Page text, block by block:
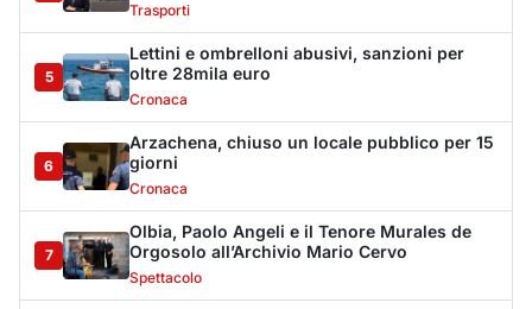
Trasporti
5
Lettini e ombrelloni abusivi, sanzioni per
oltre 28mila euro
Cronaca
6
Arzachena, chiuso un locale pubblico per 15
giorni
Cronaca
7
Olbia, Paolo Angeli e il Tenore Murales de
Orgosolo all’Archivio Mario Cervo
Spettacolo